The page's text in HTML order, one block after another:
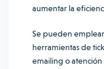
aumentar la
Se pueden
herramientas de
emailing o